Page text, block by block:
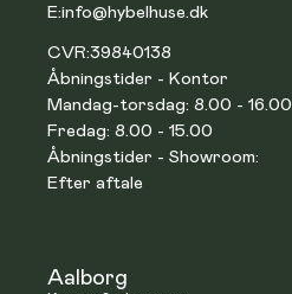
E:info@hybelhuse.dk
CVR:39840138
Åbningstider - Kontor
Mandag-torsdag: 8.00 - 16.00
Fredag: 8.00 - 15.00
Åbningstider - Showroom:
Efter aftale
Aalborg